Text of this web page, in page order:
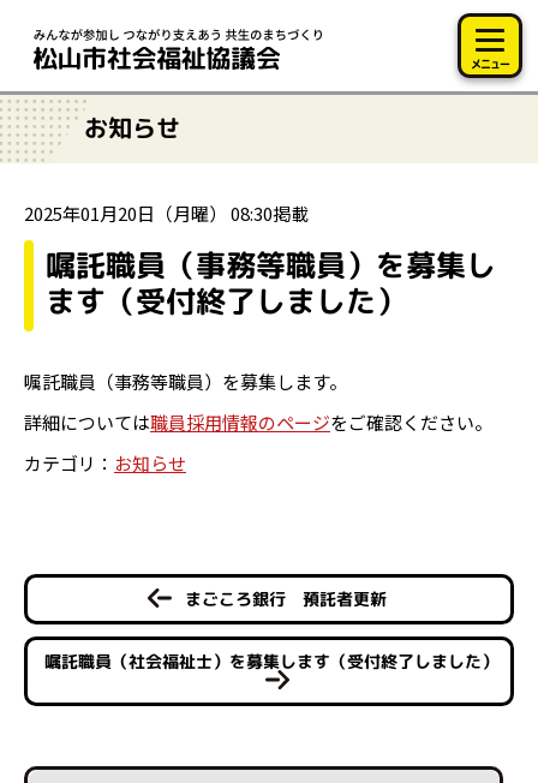
メニュー
お知らせ
2025年01月20日（月曜） 08:30掲載
嘱託職員（事務等職員）を募集し
ます（受付終了しました）
嘱託職員（事務等職員）を募集します。
詳細については職員採用情報のページをご確認ください。
カテゴリ： お知らせ
まごころ銀行 預託者更新
嘱託職員（社会福祉士）を募集します（受付終了しました）